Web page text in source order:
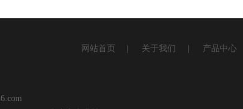
网站首页 关于我们 产品中心